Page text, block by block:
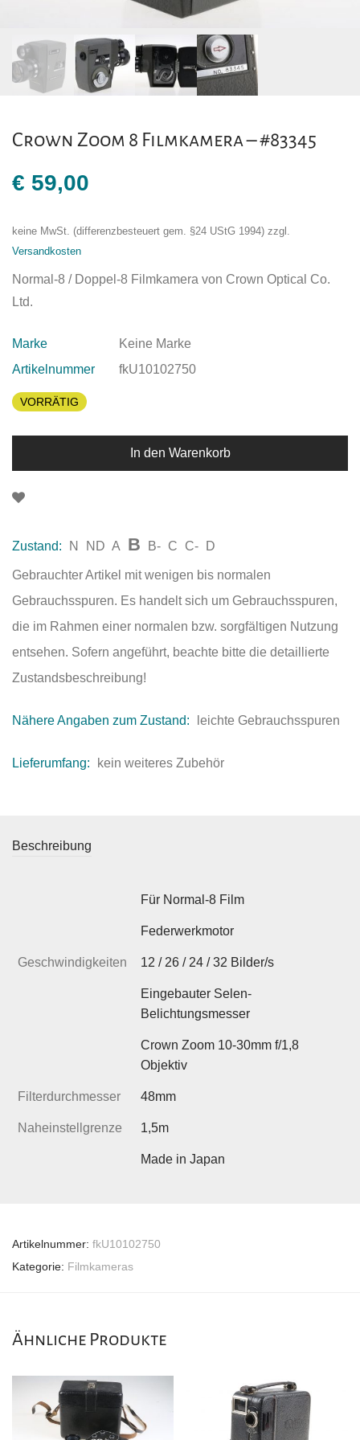
Crown Zoom 8 Filmkamera – #83345
€ 59,00
keine MwSt. (differenzbesteuert gem. §24 UStG 1994) zzgl.
Versandkosten
Normal-8 / Doppel-8 Filmkamera von Crown Optical Co.
Ltd.
Marke
Keine Marke
Artikelnummer
fkU10102750
VORRÄTIG
In den Warenkorb
Zustand: N ND A B B- C C- D
Gebrauchter Artikel mit wenigen bis normalen
Gebrauchsspuren. Es handelt sich um Gebrauchsspuren,
die im Rahmen einer normalen bzw. sorgfältigen Nutzung
entsehen. Sofern angeführt, beachte bitte die detaillierte
Zustandsbeschreibung!
Nähere Angaben zum Zustand: leichte Gebrauchsspuren
Lieferumfang: kein weiteres Zubehör
Beschreibung
Für Normal-8 Film
Federwerkmotor
Geschwindigkeiten 12 / 26 / 24 / 32 Bilder/s
Eingebauter Selen-
Belichtungsmesser
Crown Zoom 10-30mm f/1,8
Objektiv
Filterdurchmesser 48mm
Naheinstellgrenze 1,5m
Made in Japan
Artikelnummer: fkU10102750
Kategorie: Filmkameras
Ähnliche Produkte